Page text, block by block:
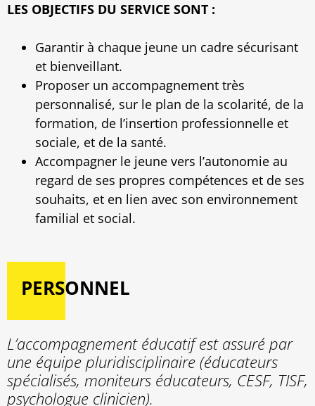
LES OBJECTIFS DU SERVICE SONT :
Garantir à chaque jeune un cadre sécurisant
et bienveillant.
Proposer un accompagnement très
personnalisé, sur le plan de la scolarité, de la
formation, de l’insertion professionnelle et
sociale, et de la santé.
Accompagner le jeune vers l’autonomie au
regard de ses propres compétences et de ses
souhaits, et en lien avec son environnement
familial et social.
PERSONNEL
L’accompagnement éducatif est assuré par
une équipe pluridisciplinaire (éducateurs
spécialisés, moniteurs éducateurs, CESF, TISF,
psychologue clinicien).